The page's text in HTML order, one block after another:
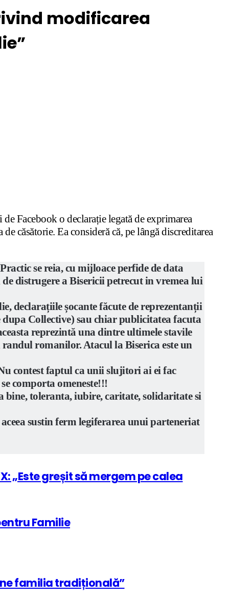
modificarea
Facebook o declarație legată de exprimarea
căsătorie. Ea consideră că, pe lângă discreditarea
se reia, cu mijloace perfide de data
distrugere a Bisericii petrecut in vremea lui
declarațiile șocante făcute de reprezentanții
Collective) sau chiar publicitatea facuta
reprezintă una dintre ultimele stavile
romanilor. Atacul la Biserica este un
contest faptul ca unii slujitori ai ei fac
comporta omeneste!!!
bine, toleranta, iubire, caritate, solidaritate si
sustin ferm legiferarea unui parteneriat
„Este greșit să mergem pe calea
Familie
familia tradițională”